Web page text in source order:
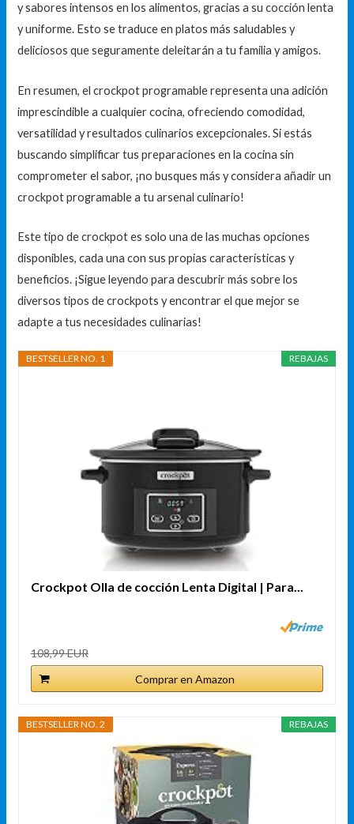
y sabores intensos en los alimentos, gracias a su cocción lenta
y uniforme. Esto se traduce en platos más saludables y
deliciosos que seguramente deleitarán a tu familia y amigos.
En resumen, el crockpot programable representa una adición
imprescindible a cualquier cocina, ofreciendo comodidad,
versatilidad y resultados culinarios excepcionales. Si estás
buscando simplificar tus preparaciones en la cocina sin
comprometer el sabor, ¡no busques más y considera añadir un
crockpot programable a tu arsenal culinario!
Este tipo de crockpot es solo una de las muchas opciones
disponibles, cada una con sus propias características y
beneficios. ¡Sigue leyendo para descubrir más sobre los
diversos tipos de crockpots y encontrar el que mejor se
adapte a tus necesidades culinarias!
REBAJAS
BESTSELLER NO. 1
Crockpot Olla de cocción Lenta Digital | Para...
108,99 EUR
Comprar en Amazon
REBAJAS
BESTSELLER NO. 2